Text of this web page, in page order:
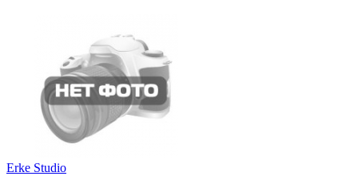
Erke Studio